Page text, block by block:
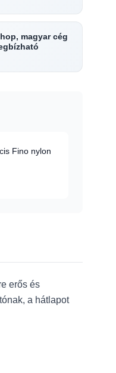
magyar cég
Fino nylon
erős és
a hátlapot